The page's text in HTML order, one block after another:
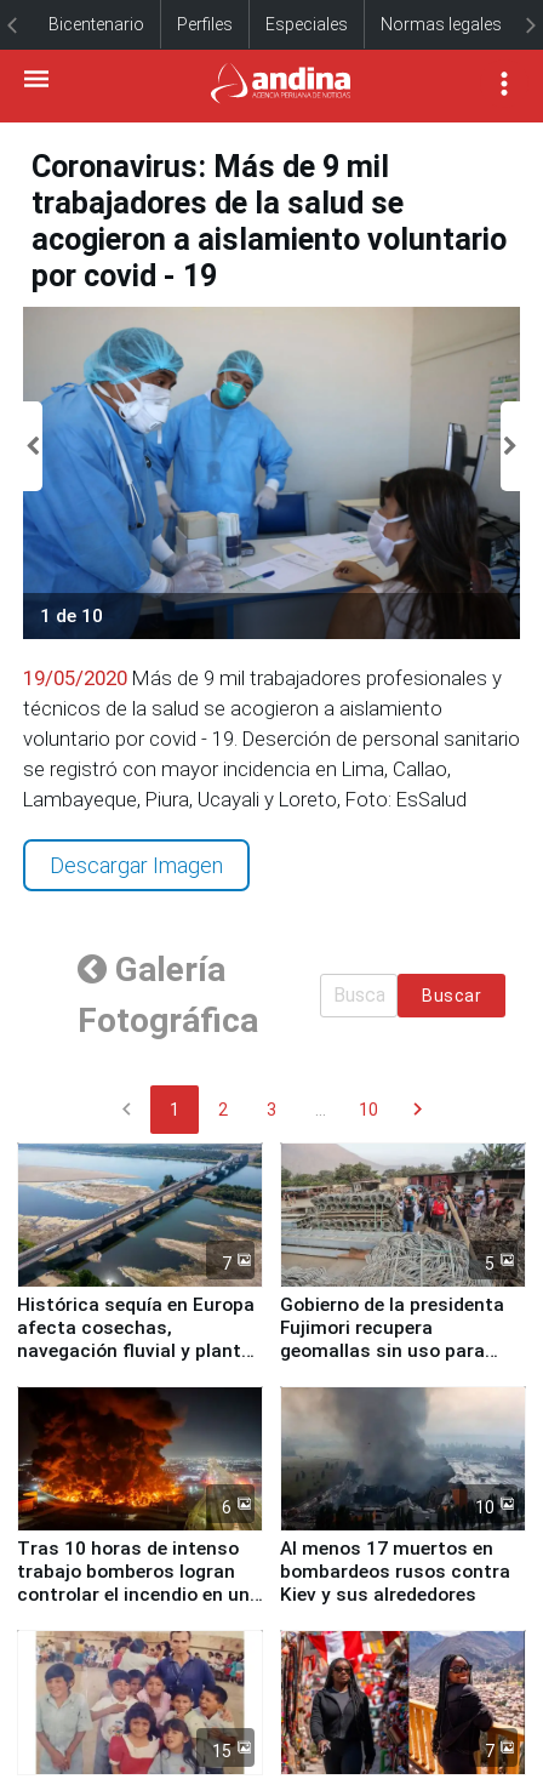
Bicentenario Perfiles Especiales Normas legales
Coronavirus: Más de 9 mil
trabajadores de la salud se
acogieron a aislamiento voluntario
por covid - 19
1 de 10
19/05/2020 Más de 9 mil trabajadores profesionales y
técnicos de la salud se acogieron a aislamiento
voluntario por covid - 19. Deserción de personal sanitario
se registró con mayor incidencia en Lima, Callao,
Lambayeque, Piura, Ucayali y Loreto, Foto: EsSalud
Descargar Imagen
Galería
Fotográfica
Buscar
chevron_left 1 2 3 10 chevron_right
7
Histórica sequía en Europa
afecta cosechas,
navegación fluvial y plantas
5
Gobierno de la presidenta
Fujimori recupera
geomallas sin uso para
Fenómeno El Niño
6
Tras 10 horas de intenso
trabajo bomberos logran
controlar el incendio en una
de Chile
10
Al menos 17 muertos en
bombardeos rusos contra
Kiev y sus alrededores
15 7